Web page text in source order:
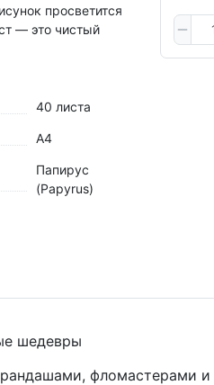
просветится
— это чистый
40 листа
А4
Папирус
(Papyrus)
шедевры
фломастерами и